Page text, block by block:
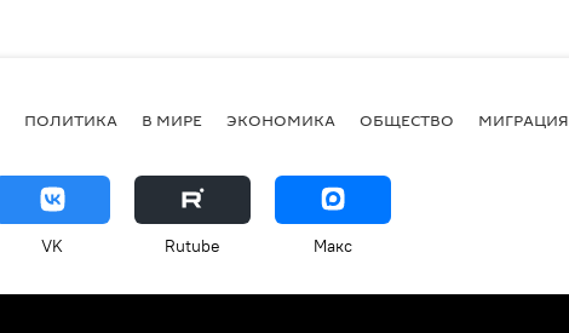
ПОЛИТИКА В МИРЕ ЭКОНОМИКА ОБЩЕСТВО МИГРАЦИЯ
VK Rutube Макс